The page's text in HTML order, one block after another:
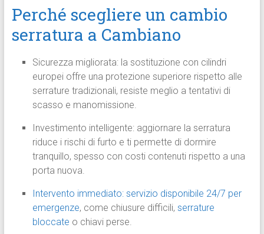
Perché scegliere un cambio
serratura a Cambiano
Sicurezza migliorata: la sostituzione con cilindri
europei offre una protezione superiore rispetto alle
serrature tradizionali, resiste meglio a tentativi di
scasso e manomissione.
Investimento intelligente: aggiornare la serratura
riduce i rischi di furto e ti permette di dormire
tranquillo, spesso con costi contenuti rispetto a una
porta nuova.
Intervento immediato: servizio disponibile 24/7 per
emergenze, come chiusure difficili, serrature
bloccate o chiavi perse.